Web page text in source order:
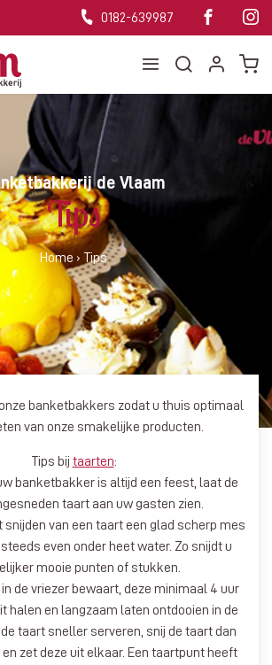
0182-639987
de Vlaam
Tips
Home › Tips
banketbakkers zodat u thuis optimaal
van onze smakelijke producten.
Tips bij taarten:
banketbakker is altijd een feest, laat de
taart aan uw gasten zien.
snijden van een taart een glad scherp mes
even onder heet water. Zo snijdt u
mooie punten of stukken.
de vriezer bewaart, deze minimaal 4 uur
halen en langzaam laten ontdooien in de
taart sneller serveren, snij de taart dan
zet deze uit elkaar. Een taartpunt heeft